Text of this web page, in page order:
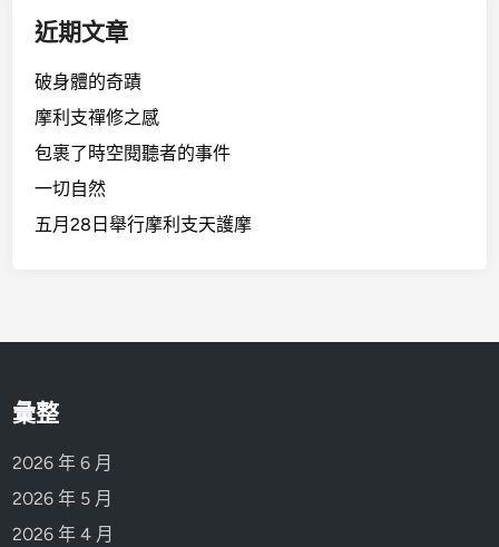
近期文章
破身體的奇蹟
摩利支禪修之感
包裹了時空閱聽者的事件
一切自然
五月28日舉行摩利支天護摩
彙整
2026 年 6 月
2026 年 5 月
2026 年 4 月